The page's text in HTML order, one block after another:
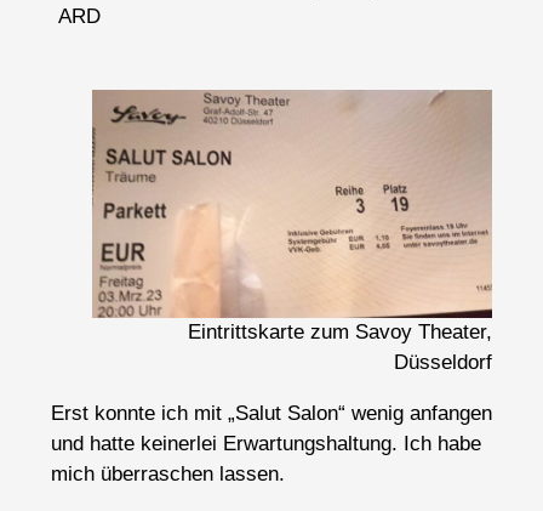
ARD
Eintrittskarte zum Savoy Theater,
Düsseldorf
Erst konnte ich mit „Salut Salon“ wenig anfangen
und hatte keinerlei Erwartungshaltung. Ich habe
mich überraschen lassen.